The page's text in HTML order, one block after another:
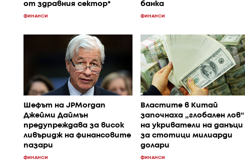
от здравния сектор*
ФИНАНСИ
банка
ФИНАНСИ
Шефът на JPMorgan
Джейми Даймън
предупреждава за висок
ливъридж на финансовите
пазари
ФИНАНСИ
Властите в Китай
започнаха „глобален лов“
на укриватели на данъци
за стотици милиарди
долари
ФИНАНСИ